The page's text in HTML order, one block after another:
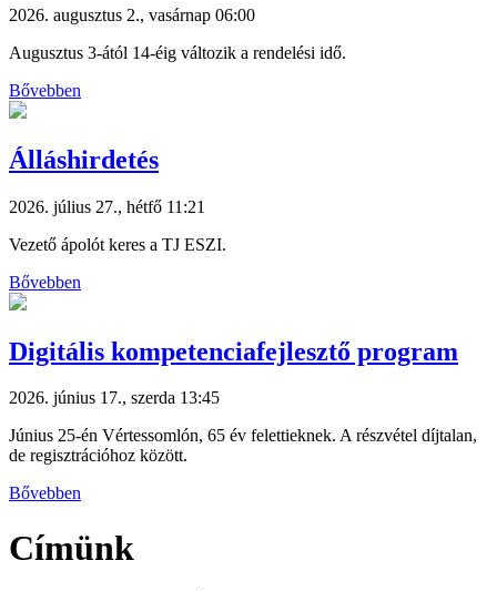
2026. augusztus 2., vasárnap 06:00
Augusztus 3-ától 14-éig változik a rendelési idő.
Bővebben
Álláshirdetés
2026. július 27., hétfő 11:21
Vezető ápolót keres a TJ ESZI.
Bővebben
Digitális kompetenciafejlesztő program
2026. június 17., szerda 13:45
Június 25-én Vértessomlón, 65 év felettieknek. A részvétel díjtalan,
de regisztrációhoz között.
Bővebben
Címünk